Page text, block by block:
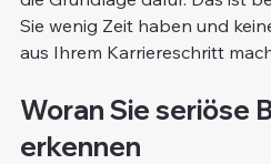
Sie wenig Zeit haben und
aus Ihrem Karriereschritt
Woran Sie seriöse
erkennen